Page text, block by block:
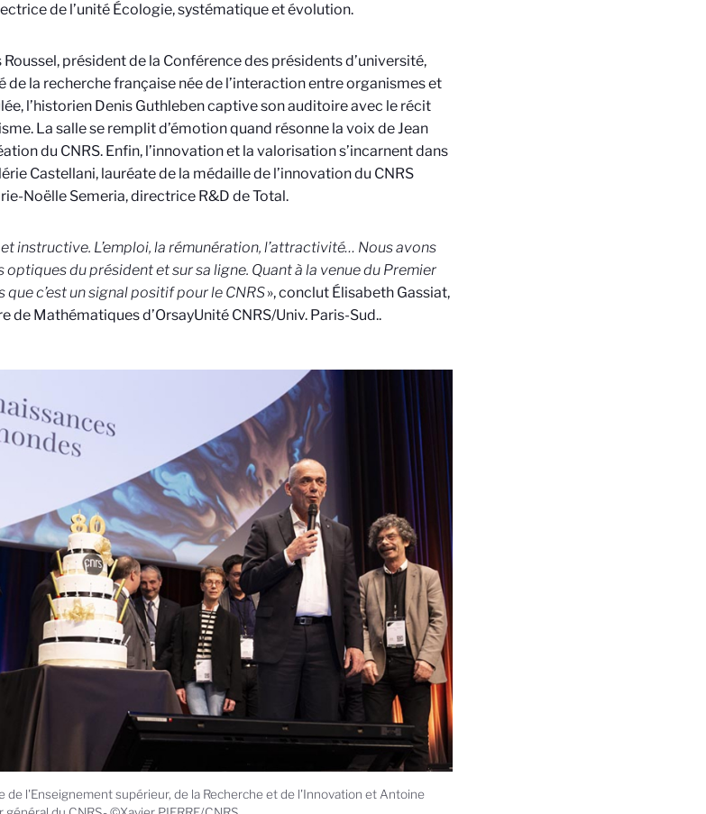
de l’unité Écologie, systématique et évolution.
Roussel, président de la Conférence des présidents d’université,
de la recherche française née de l’interaction entre organismes et
l’historien Denis Guthleben captive son auditoire avec le récit
La salle se remplit d’émotion quand résonne la voix de Jean
du CNRS. Enfin, l’innovation et la valorisation s’incarnent dans
Castellani, lauréate de la médaille de l’innovation du CNRS
Noëlle Semeria, directrice R&D de Total.
instructive. L’emploi, la rémunération, l’attractivité… Nous avons
optiques du président et sur sa ligne. Quant à la venue du Premier
c’est un signal positif pour le CNRS», conclut Élisabeth Gassiat,
de Mathématiques d’OrsayUnité CNRS/Univ. Paris-Sud..
de l'Enseignement supérieur, de la Recherche et de l'Innovation et Antoine